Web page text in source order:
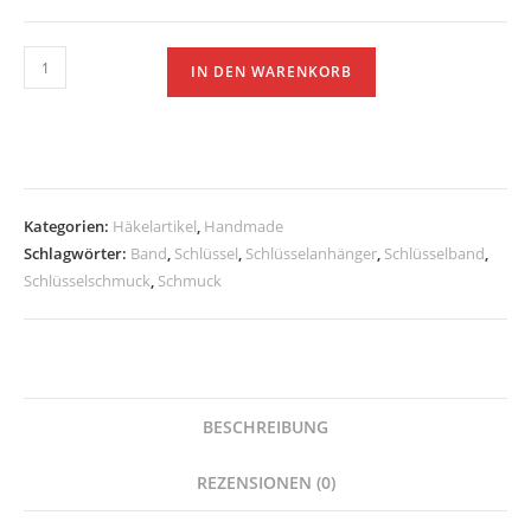
Schlüsselband
mint
IN DEN WARENKORB
Kategorien: Häkelartikel, Handmade
Schlagwörter: Band, Schlüssel, Schlüsselanhänger, Schlüsselband,
Schlüsselschmuck, Schmuck
BESCHREIBUNG
REZENSIONEN (0)